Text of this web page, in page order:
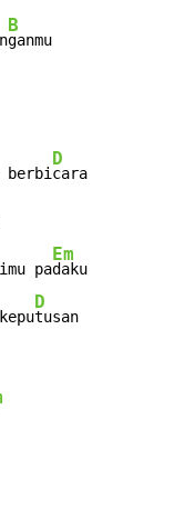
B
ganmu
berbi
D
cara
pa
Em
daku
D
tusan